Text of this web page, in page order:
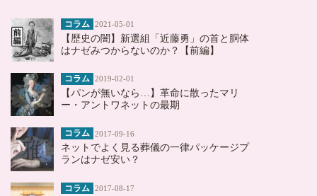
コラム 2021-05-01
【歴史の闇】新選組「近藤勇」の首と胴体
はナゼみつからないのか？【前編】
コラム 2019-02-01
【パンが無いなら…】革命に散ったマリ
ー・アントワネットの最期
コラム 2017-09-16
ネットでよく見る葬儀の一律パッケージプ
ランはナゼ安い？
コラム 2017-08-17